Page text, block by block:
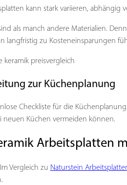
kann stark variieren,
als manch andere Materialien.
langfristig zu Kosteneinsparungen
zur Küchenplanung
Checkliste für die
neuen Küchen vermeiden können.
Arbeitsplatten
Im Vergleich zu Naturstein